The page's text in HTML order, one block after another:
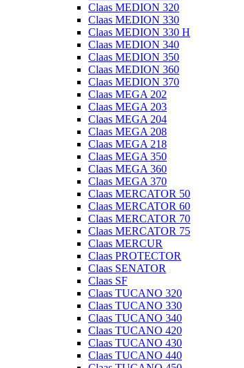
Claas MEDION 320
Claas MEDION 330
Claas MEDION 330 H
Claas MEDION 340
Claas MEDION 350
Claas MEDION 360
Claas MEDION 370
Claas MEGA 202
Claas MEGA 203
Claas MEGA 204
Claas MEGA 208
Claas MEGA 218
Claas MEGA 350
Claas MEGA 360
Claas MEGA 370
Claas MERCATOR 50
Claas MERCATOR 60
Claas MERCATOR 70
Claas MERCATOR 75
Claas MERCUR
Claas PROTECTOR
Claas SENATOR
Claas SF
Claas TUCANO 320
Claas TUCANO 330
Claas TUCANO 340
Claas TUCANO 420
Claas TUCANO 430
Claas TUCANO 440